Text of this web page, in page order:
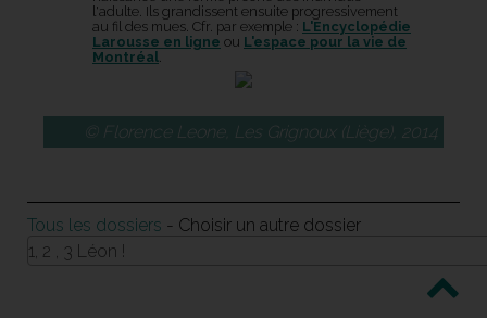
l'adulte. Ils grandissent ensuite progressivement
au fil des mues. Cfr. par exemple : L'Encyclopédie
Larousse en ligne ou L'espace pour la vie de
Montréal.
© Florence Leone, Les Grignoux (Liège), 2014
Tous les dossiers - Choisir un autre dossier
1, 2 , 3 Léon !